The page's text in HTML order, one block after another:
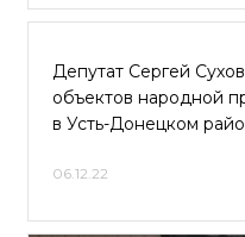
Депутат Сергей
объектов народной
в Усть-Донецком
06.12.22